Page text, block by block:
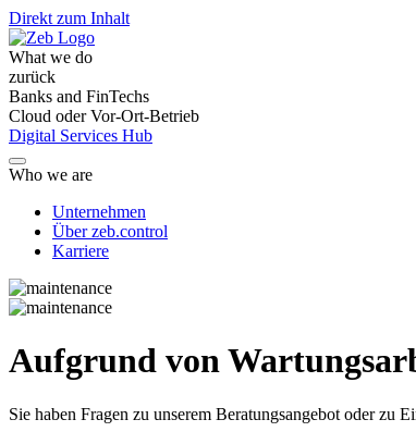
Direkt zum Inhalt
What we do
zurück
Banks and FinTechs
Cloud oder Vor-Ort-Betrieb
Digital Services Hub
Who we are
Unternehmen
Über zeb.control
Karriere
Aufgrund von
Sie haben Fragen zu unserem Beratungsangebot oder zu